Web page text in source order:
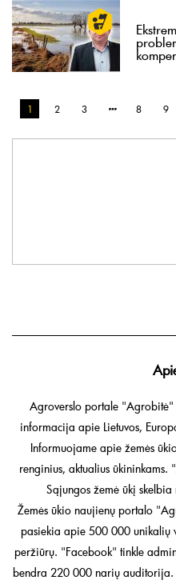
1 2 3 8 9
Agroverslo portale
informacija apie Lietuvos,
Informuojame apie žemės
renginius, aktualius
Sąjungos žemė ūkį
Žemės ūkio naujienų portalo
pasiekia apie 500 000
peržiūrų. "Facebook" tinkle
bendra 220 000 narių auditorija.